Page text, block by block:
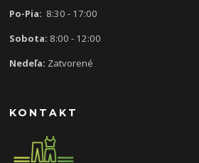
Po-Pia: 8:30 - 17:00
Sobota: 8:00 - 12:00
Nedeľa: Zatvorené
KONTAKT